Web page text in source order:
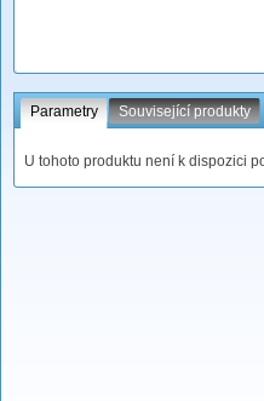
Parametry Související produkty
U tohoto produktu není k dispozici